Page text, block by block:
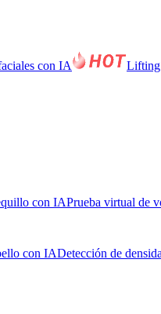
con IA
Lifting
con IAPrueba virtual de
con IADetección de